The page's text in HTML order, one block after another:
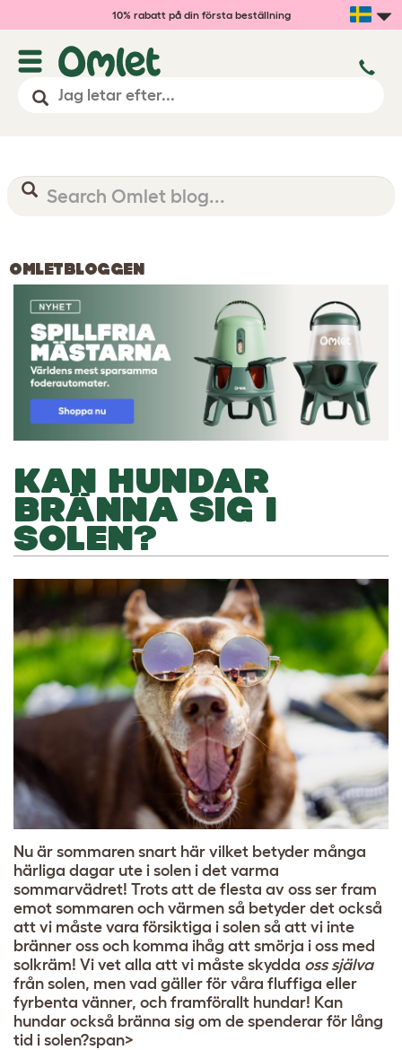
10% rabatt på din första beställning
OMLETBLOGGEN
KAN HUNDAR
BRÄNNA SIG I
SOLEN?
Nu är sommaren snart här vilket betyder många
härliga dagar ute i solen i det varma
sommarvädret! Trots att de flesta av oss ser fram
emot sommaren och värmen så betyder det också
att vi måste vara försiktiga i solen så att vi inte
bränner oss och komma ihåg att smörja i oss med
solkräm! Vi vet alla att vi måste skydda oss själva
från solen, men vad gäller för våra fluffiga eller
fyrbenta vänner, och framförallt hundar! Kan
hundar också bränna sig om de spenderar för lång
tid i solen?span>